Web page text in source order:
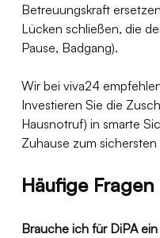
Betreuungskraft
Lücken schließen, die
Pause, Badgang).
Wir bei viva24
Investieren Sie die
Hausnotruf) in smarte
Zuhause zum
Häufige Fragen
Brauche ich für DiPA